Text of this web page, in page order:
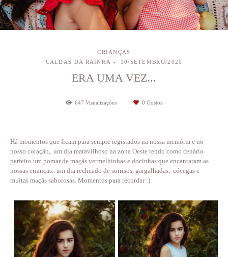
CRIANÇAS
CALDAS DA RAINHA
10/SETEMBRO/2020
ERA UMA VEZ...
647 Visualizações 0 Gostos
Há momentos que ficam para sempre registados na nossa memória e no
nosso coração, um dia maravilhoso na zona Oeste tendo como cenário
perfeito um pomar de maçãs vermelhinhas e docinhas que encantaram as
nossas crianças.. um dia recheado de sorrisos, gargalhadas, cócegas e
muitas maçãs saborosas. Momentos para recordar :)